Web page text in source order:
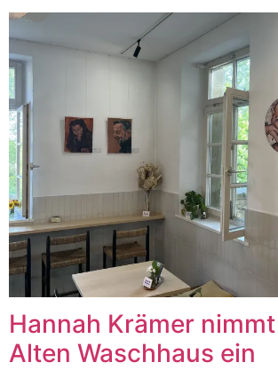
Hannah Krämer
Alten Waschhaus ein